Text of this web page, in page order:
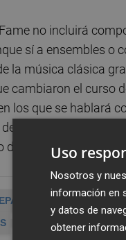
no incluirá
sí a ensembles o
la música clásica
cambiaron el curso
los que se hablará
estas entrevistas
de los artistas
EPAÑA
Uso
Nosotros y
información en
y datos de
obtener